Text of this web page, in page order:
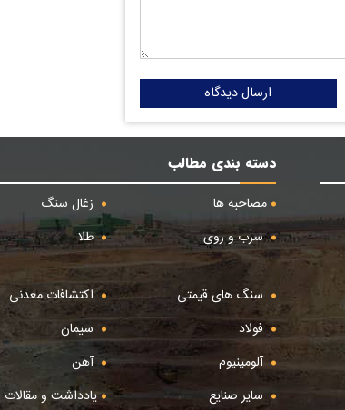
ارسال دیدگاه
دسته بندی مطالب
مصاحبه ها
زغال سنگ
سرب و روی
طلا
سنگ های قیمتی
اکتشافات معدنی
فولاد
سیمان
آلومینیوم
آهن
سایر صنایع
یادداشت و مقالات